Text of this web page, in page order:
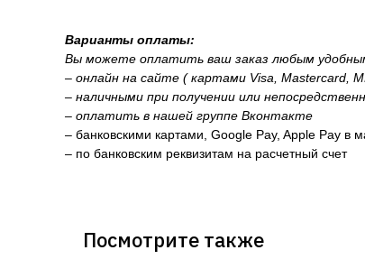
Варианты оплаты:
Вы можете оплатить ваш заказ любым
– онлайн на сайте ( картами Visa, Mastercard,
– наличными при получении или
– оплатить в нашей группе Вконтакте
– банковскими картами, Google Pay, Apple Pay в
– по банковским реквизитам на расчетный счет
Посмотрите также